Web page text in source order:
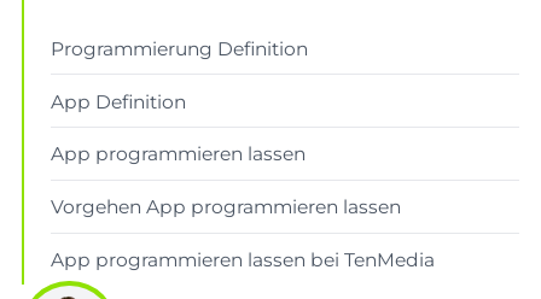
Programmierung Definition
App Definition
App programmieren lassen
Vorgehen App programmieren lassen
App programmieren lassen bei TenMedia